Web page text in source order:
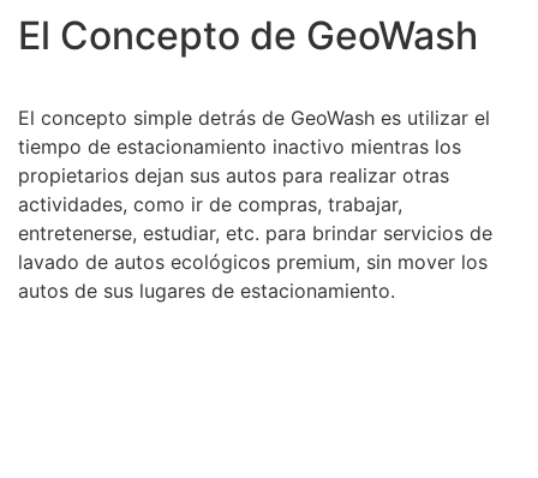
El Concepto de GeoWash
El concepto simple detrás de GeoWash es utilizar el
tiempo de estacionamiento inactivo mientras los
propietarios dejan sus autos para realizar otras
actividades, como ir de compras, trabajar,
entretenerse, estudiar, etc. para brindar servicios de
lavado de autos ecológicos premium, sin mover los
autos de sus lugares de estacionamiento.